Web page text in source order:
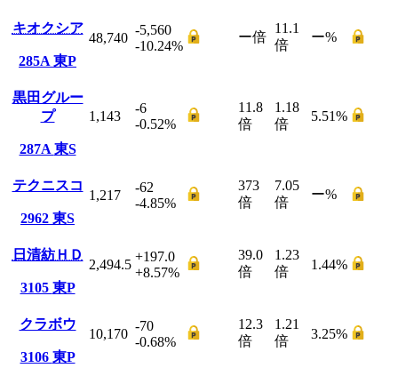
キオクシア
285A 東P
48,740
-5,560
-10.24%
ー倍
11.1
倍
ー%
黒田グルー
プ
287A 東S
1,143
-6
-0.52%
11.8
倍
1.18
倍
5.51%
テクニスコ
2962 東S
1,217
-62
-4.85%
373
倍
7.05
倍
ー%
日清紡ＨＤ
3105 東P
2,494.5
+197.0
+8.57%
39.0
倍
1.23
倍
1.44%
クラボウ
3106 東P
10,170
-70
-0.68%
12.3
倍
1.21
倍
3.25%